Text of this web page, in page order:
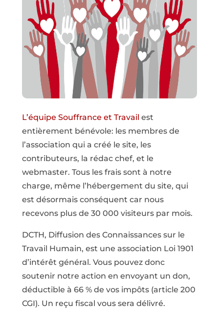
L’équipe Souffrance et Travail est
entièrement bénévole: les membres de
l’association qui a créé le site, les
contributeurs, la rédac chef, et le
webmaster. Tous les frais sont à notre
charge, même l’hébergement du site, qui
est désormais conséquent car nous
recevons plus de 30 000 visiteurs par mois.
DCTH, Diffusion des Connaissances sur le
Travail Humain, est une association Loi 1901
d’intérêt général. Vous pouvez donc
soutenir notre action en envoyant un don,
déductible à 66 % de vos impôts (article 200
CGI). Un reçu fiscal vous sera délivré.